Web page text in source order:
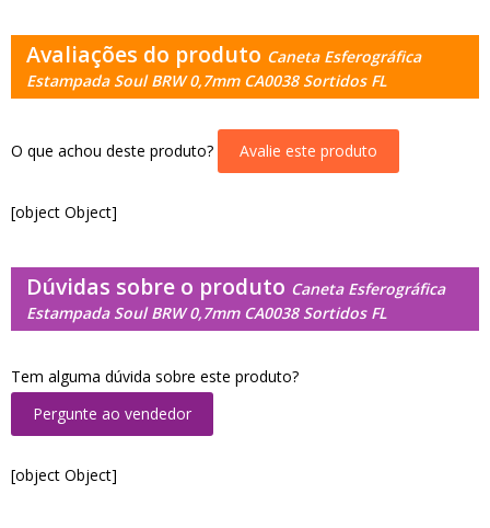
Avaliações do produto Caneta Esferográfica
Estampada Soul BRW 0,7mm CA0038 Sortidos FL
O que achou deste produto? Avalie este produto
[object Object]
Dúvidas sobre o produto Caneta Esferográfica
Estampada Soul BRW 0,7mm CA0038 Sortidos FL
Tem alguma dúvida sobre este produto?
Pergunte ao vendedor
[object Object]